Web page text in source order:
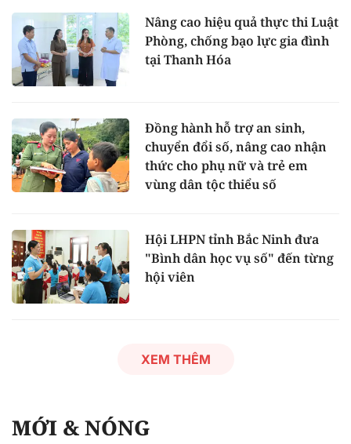
Nâng cao hiệu quả thực thi Luật
Phòng, chống bạo lực gia đình
tại Thanh Hóa
Đồng hành hỗ trợ an sinh,
chuyển đổi số, nâng cao nhận
thức cho phụ nữ và trẻ em
vùng dân tộc thiểu số
Hội LHPN tỉnh Bắc Ninh đưa
"Bình dân học vụ số" đến từng
hội viên
XEM THÊM
MỚI & NÓNG